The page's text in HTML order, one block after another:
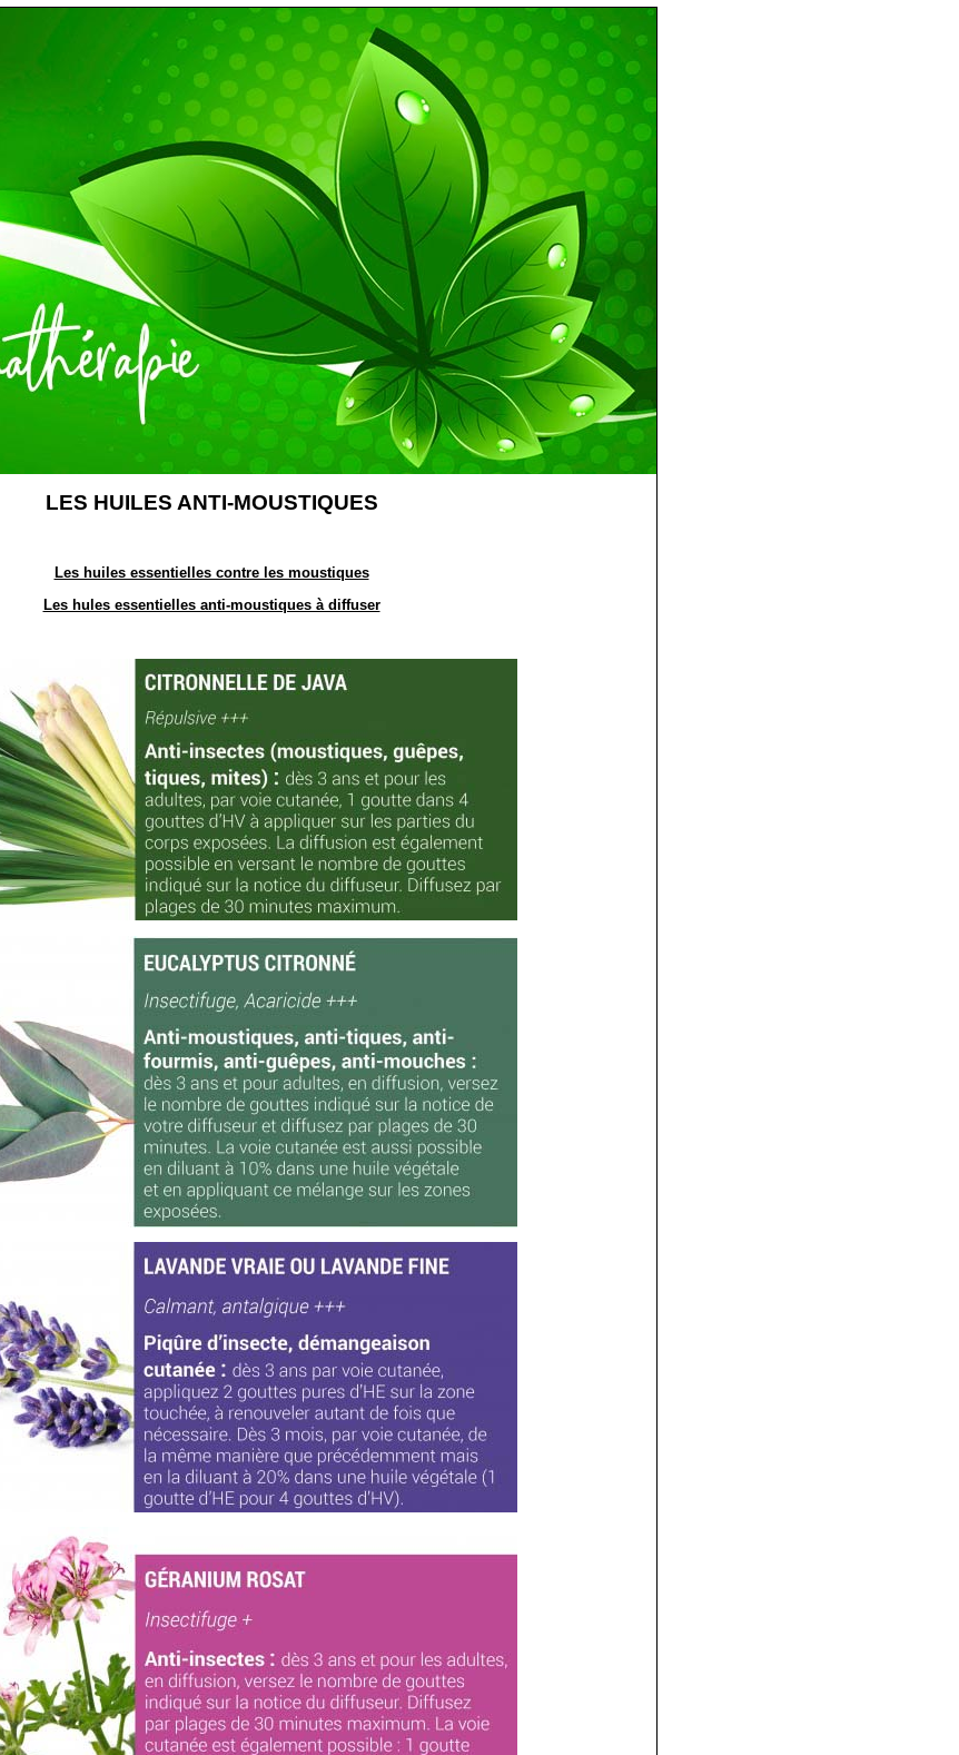
LES HUILES ANTI-MOUSTIQUES
Les huiles essentielles contre les moustiques
Les hules essentielles anti-moustiques à diffuser